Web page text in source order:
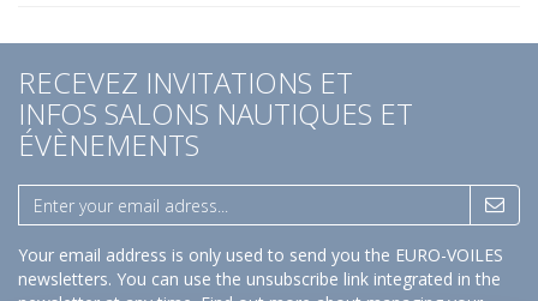
RECEVEZ INVITATIONS ET
INFOS SALONS NAUTIQUES ET
ÉVÈNEMENTS
Your email address is only used to send you the EURO-VOILES
newsletters. You can use the unsubscribe link integrated in the